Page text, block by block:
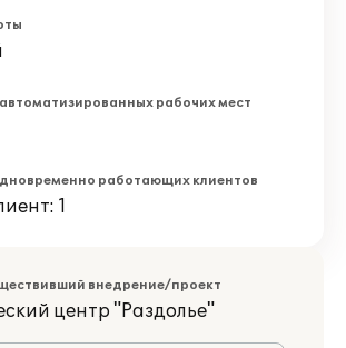
рабочих мест
работающих клиентов
1
внедрение/проект
центр "Раздолье"